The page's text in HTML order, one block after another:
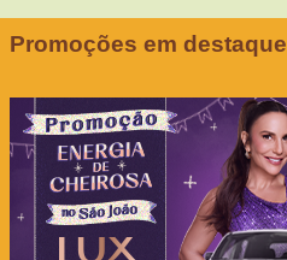
Promoções em destaque